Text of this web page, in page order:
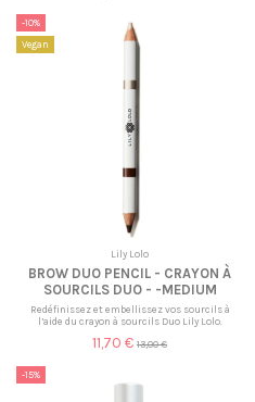
-10%
Vegan
Lily Lolo
BROW DUO PENCIL - CRAYON À
SOURCILS DUO - -MEDIUM
Redéfinissez et embellissez vos sourcils à
l’aide du crayon à sourcils Duo Lily Lolo.
11,70 € 13,00 €
-15%